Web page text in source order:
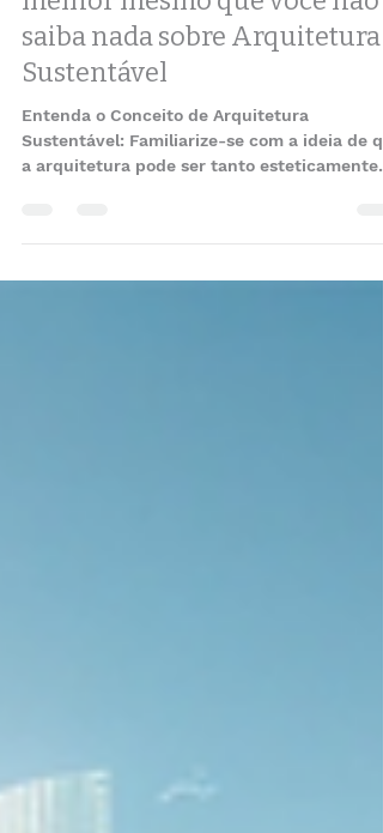
Como construir um futuro
melhor mesmo que você não
saiba nada sobre Arquitetura
Sustentável
Entenda o Conceito de Arquitetura